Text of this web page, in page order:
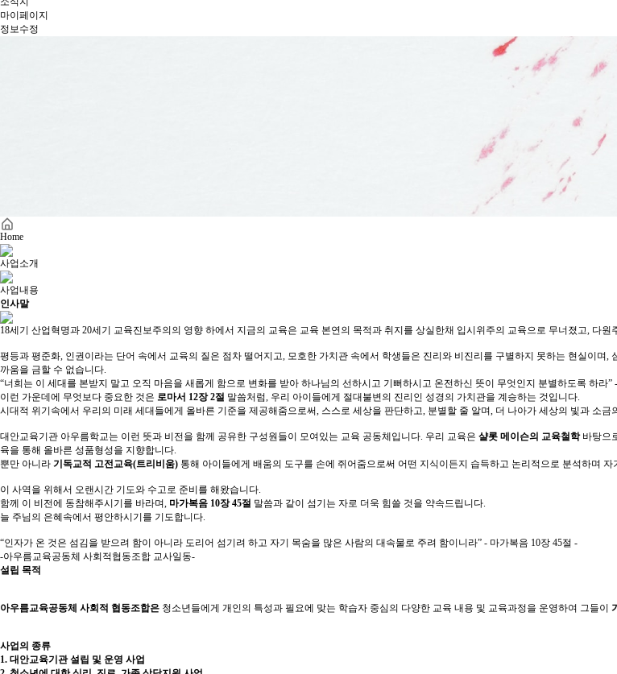
마이페이지
정보수정
Home
사업소개
사업내용
인사말
18세기 산업혁명과 20세기 교육진보주의의 영향 하에서 지금의 교육은 교육 본연의 목적과 취지를 상실한채 입시위주의 교육으로 무너졌고, 다
평등과 평준화, 인권이라는 단어 속에서 교육의 질은 점차 떨어지고, 모호한 가치관 속에서 학생들은 진리와 비진리를 구별하지 못하는 현실이
까움을 금할 수 없습니다.
“너희는 이 세대를 본받지 말고 오직 마음을 새롭게 함으로 변화를 받아 하나님의 선하시고 기뻐하시고 온전하신 뜻이 무엇인지 분별하도록 하라”
이런 가운데에 무엇보다 중요한 것은 로마서 12장 2절 말씀처럼, 우리 아이들에게 절대불변의 진리인 성경의 가치관을 계승하는 것입니다.
시대적 위기속에서 우리의 미래 세대들에게 올바른 기준을 제공해줌으로써, 스스로 세상을 판단하고, 분별할 줄 알며, 더 나아가 세상의 빛과 소
대안교육기관 아우름학교는 이런 뜻과 비전을 함께 공유한 구성원들이 모여있는 교육 공동체입니다. 우리 교육은 샬롯 메이슨의 교육철학바탕으
육을 통해 올바른 성품형성을 지향합니다.
뿐만 아니라 기독교적 고전교육(트리비움) 통해 아이들에게 배움의 도구를 손에 쥐어줌으로써 어떤 지식이든지 습득하고 논리적으로 분석하며
이 사역을 위해서 오랜시간 기도와 수고로 준비를 해왔습니다.
함께 이 비전에 동참해주시기를 바라며, 마가복음 10장 45절 말씀과 같이 섬기는 자로 더욱 힘쓸 것을 약속드립니다.
늘 주님의 은혜속에서 평안하시기를 기도합니다.
“인자가 온 것은 섬김을 받으려 함이 아니라 도리어 섬기려 하고 자기 목숨을 많은 사람의 대속물로 주려 함이니라” - 마가복음 10장 45절 -
-아우름교육공동체 사회적협동조합 교사일동-
설립 목적
아우름교육공동체 사회적 협동조합은 청소년들에게 개인의 특성과 필요에 맞는 학습자 중심의 다양한 교육 내용 및 교육과정을 운영하여 그들이
사업의 종류
1. 대안교육기관 설립 및 운영 사업